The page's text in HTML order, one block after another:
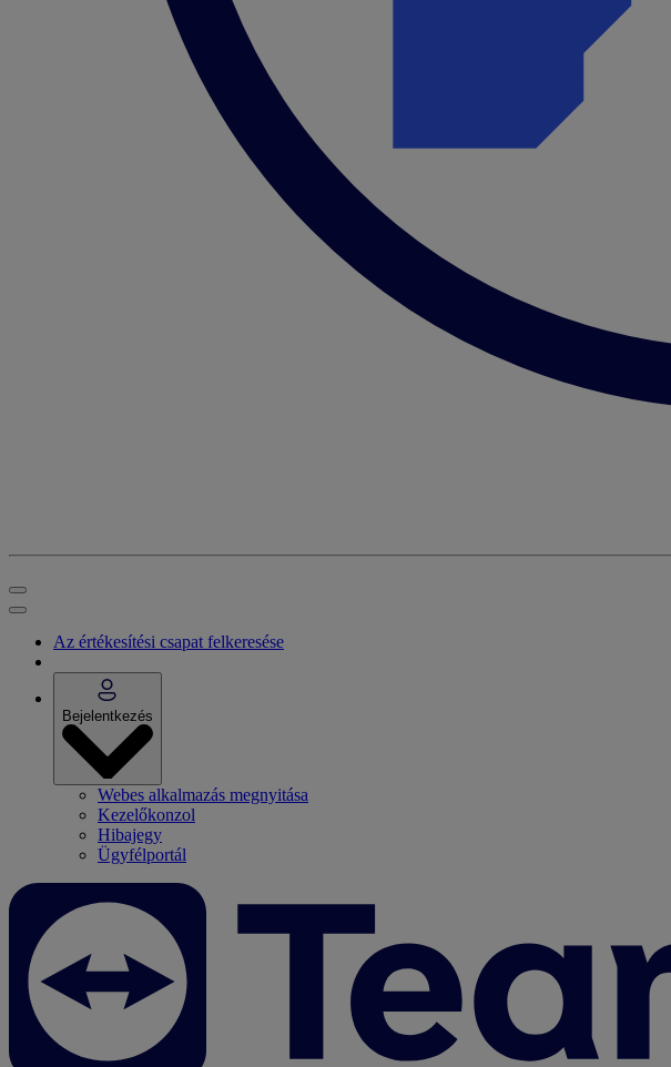
Az értékesítési csapat felkeresése
Bejelentkezés
Webes alkalmazás megnyitása
Kezelőkonzol
Hibajegy
Ügyfélportál